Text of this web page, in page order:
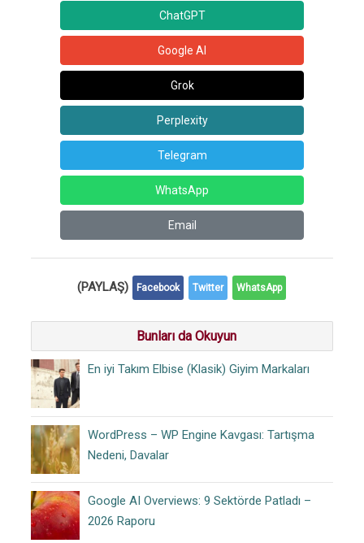
ChatGPT
Google AI
Grok
Perplexity
Telegram
WhatsApp
Email
(PAYLAŞ) Facebook Twitter WhatsApp
Bunları da Okuyun
En iyi Takım Elbise (Klasik) Giyim Markaları
WordPress – WP Engine Kavgası: Tartışma
Nedeni, Davalar
Google AI Overviews: 9 Sektörde Patladı –
2026 Raporu